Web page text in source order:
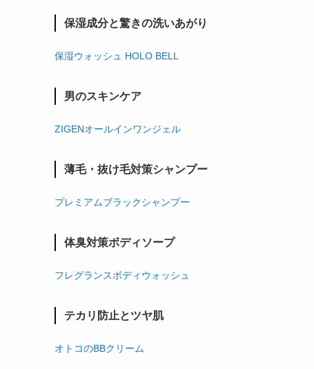
保湿成分と驚きの洗いあがり
保湿ウォッシュ HOLO BELL
男のスキンケア
ZIGENオールインワンジェル
薄毛・抜け毛対策シャンプー
プレミアムブラックシャンプー
体臭対策ボディソープ
フレグランスボディウォッシュ
テカリ防止とツヤ肌
オトコのBBクリーム